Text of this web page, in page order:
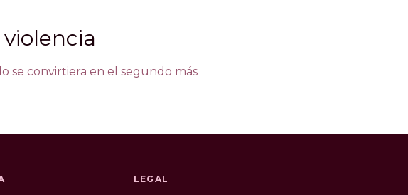
se convirtiera en el segundo más
LEGAL